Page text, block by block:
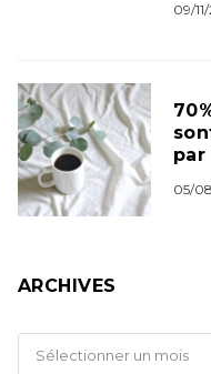
09/
05/
ARCHIVES
Archives
Sélectionner un mois